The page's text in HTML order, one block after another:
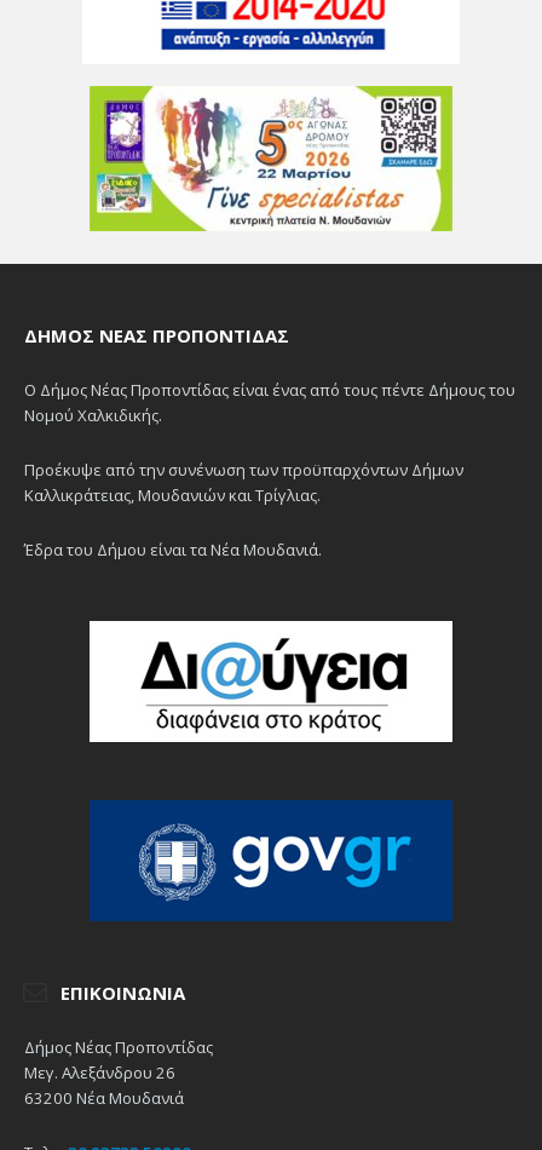
ΔΉΜΟΣ ΝΈΑΣ ΠΡΟΠΟΝΤΊΔΑΣ
Ο Δήμος Νέας Προποντίδας είναι ένας από τους πέντε Δήμους του
Νομού Χαλκιδικής.
Προέκυψε από την συνένωση των προϋπαρχόντων Δήμων
Καλλικράτειας, Μουδανιών και Τρίγλιας.
Έδρα του Δήμου είναι τα Νέα Μουδανιά.
ΕΠΙΚΟΙΝΩΝΊΑ
Δήμος Νέας Προποντίδας
Μεγ. Αλεξάνδρου 26
63200 Νέα Μουδανιά